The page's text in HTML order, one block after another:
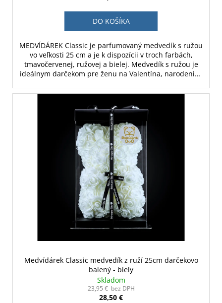
DO KOŠÍKA
MEDVÍDÁREK Classic je parfumovaný medvedík s ružou
vo veľkosti 25 cm a je k dispozícii v troch farbách,
tmavočervenej, ružovej a bielej. Medvedík s ružou je
ideálnym darčekom pre ženu na Valentína, narodeniny
Medvídárek Classic medvedík z ruží 25cm darčekovo
balený - biely
Skladom
23,95 € bez DPH
28,50 €